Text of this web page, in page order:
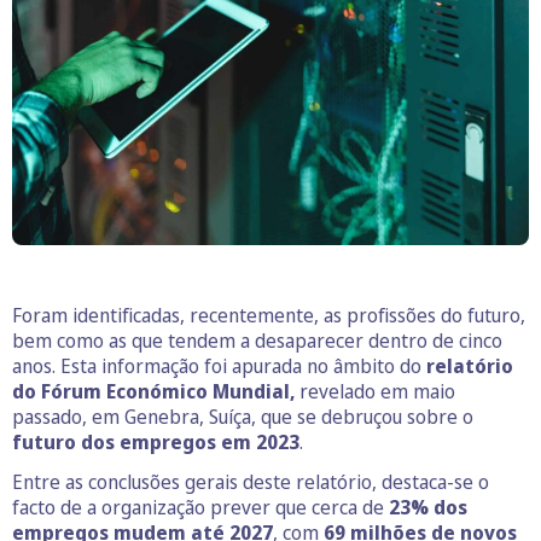
Foram identificadas, recentemente, as profissões do futuro,
bem como as que tendem a desaparecer dentro de cinco
anos. Esta informação foi apurada no âmbito do relatório
do Fórum Económico Mundial, revelado em maio
passado, em Genebra, Suíça, que se debruçou sobre o
futuro dos empregos em 2023.
Entre as conclusões gerais deste relatório, destaca-se o
facto de a organização prever que cerca de 23% dos
empregos mudem até 2027, com 69 milhões de novos